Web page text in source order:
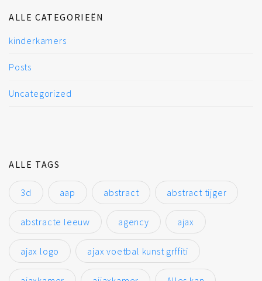
ALLE CATEGORIEËN
kinderkamers
Posts
Uncategorized
ALLE TAGS
3d aap abstract abstract tijger
abstracte leeuw agency ajax
ajax logo ajax voetbal kunst grffiti